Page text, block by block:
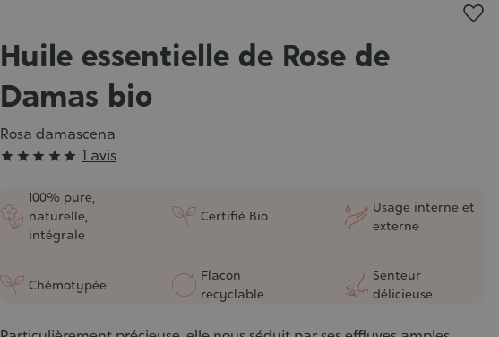
Huile essentielle de Rose de
Damas bio
Rosa damascena
Grade
     1 avis
100% pure,
naturelle,
intégrale
Certifié Bio
Usage interne et
externe
Chémotypée
Flacon
recyclable
Senteur
délicieuse